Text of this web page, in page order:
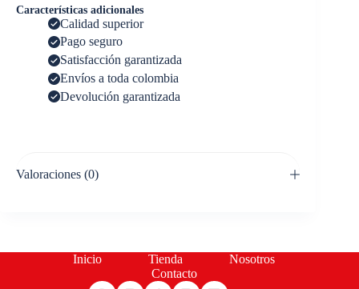
Características adicionales
Calidad superior
Pago seguro
Satisfacción garantizada
Envíos a toda colombia
Devolución garantizada
Valoraciones (0)
Inicio Tienda
Nosotros
Contacto